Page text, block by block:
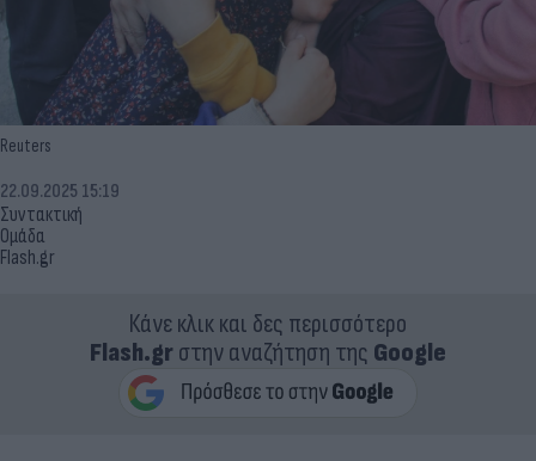
Reuters
Συντακτική
Ομάδα
Flash.gr
22.09.2025 15:19
Κάνε κλικ και δες περισσότερο
Flash.grστην αναζήτηση της Google